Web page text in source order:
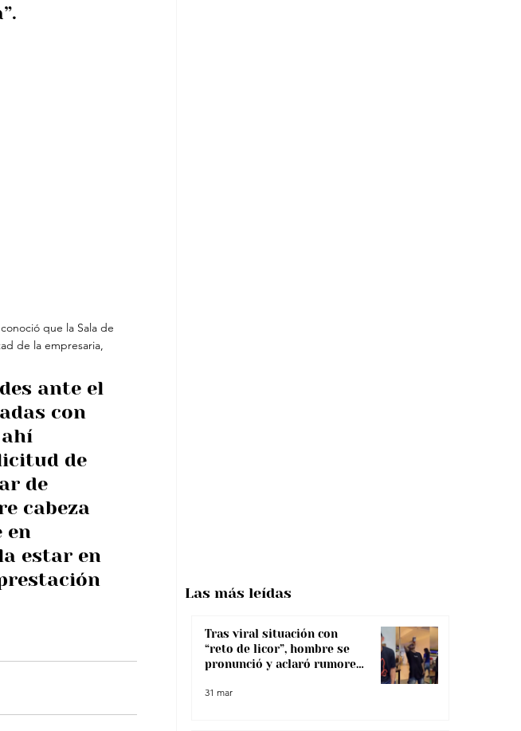
que la Sala de
de la empresaria,
ante el
con
de
de
cabeza
en
estar en
Tras viral situación con
“reto de licor”, hombre se
pronunció y aclaró rumores
31 mar
Las más leídas